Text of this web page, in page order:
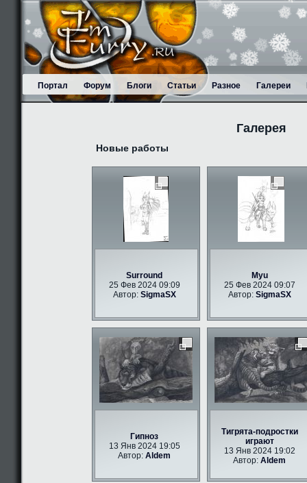
Портал Форум Блоги Статьи Разное Галереи
Галерея
Новые работы
Surround
25 Фев 2024 09:09
Автор: SigmaSX
Myu
25 Фев 2024 09:07
Автор: SigmaSX
Гипноз
13 Янв 2024 19:05
Автор:Aldem
Тигрята-подростки
играют
13 Янв 2024 19:02
Автор:Aldem